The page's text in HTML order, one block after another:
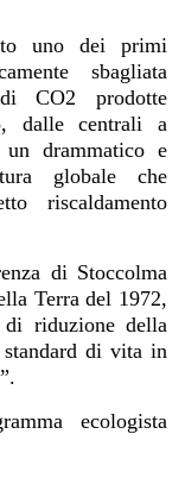
uno dei primi
sbagliata
CO2 prodotte
dalle centrali a
un drammatico e
globale che
riscaldamento
di Stoccolma
Terra del 1972,
di riduzione della
standard di vita in
ecologista